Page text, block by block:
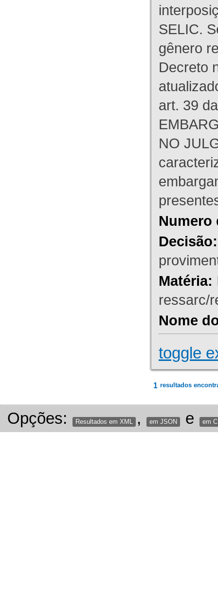
SELIC.
gênero
Decreto
art. 39
NO
Numero
Decisão:
Matéria:
ressarc/
Nome
toggle
1 resultados
Opções: Resultados em XML , em JSON e em